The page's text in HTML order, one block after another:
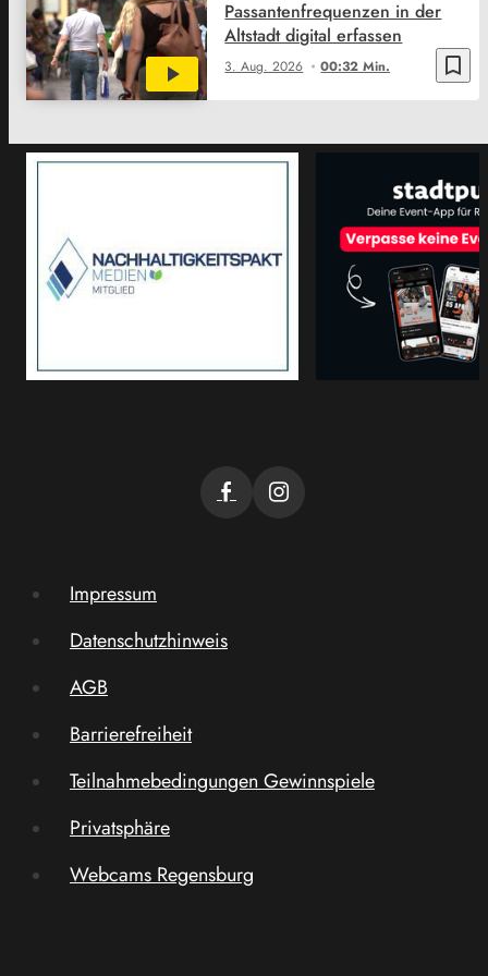
bookmark_border
3. Aug. 2026 00:32 Min.
Passantenfrequenzen in der
Altstadt digital erfassen
Impressum
Datenschutzhinweis
AGB
Barrierefreiheit
Teilnahmebedingungen Gewinnspiele
Privatsphäre
Webcams Regensburg